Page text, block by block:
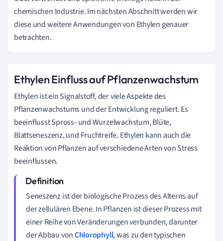
chemischen Industrie. Im nächsten Abschnitt werden wir
diese und weitere Anwendungen von Ethylen genauer
betrachten.
Ethylen Einfluss auf Pflanzenwachstum
Ethylen ist ein Signalstoff, der viele Aspekte des
Pflanzenwachstums und der Entwicklung reguliert. Es
beeinflusst Spross- und Wurzelwachstum, Blüte,
Blattseneszenz, und Fruchtreife. Ethylen kann auch die
Reaktion von Pflanzen auf verschiedene Arten von Stress
beeinflussen.
Seneszenz ist der biologische Prozess des Alterns auf
der zellulären Ebene. In Pflanzen ist dieser Prozess mit
einer Reihe von Veränderungen verbunden, darunter
der Abbau vonChlorophyll, was zu den typischen